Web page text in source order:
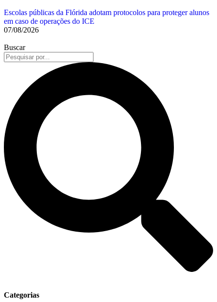
Escolas públicas da Flórida adotam protocolos para proteger alunos
em caso de operações do ICE
07/08/2026
Buscar
Categorias